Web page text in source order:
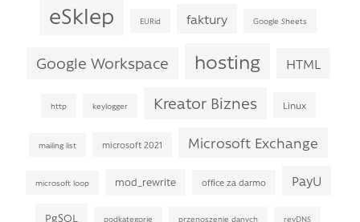
eSklep EURid faktury Google Sheets
Google Workspace hosting HTML
http keylogger Kreator Biznes Linux
mailing list microsoft 2021 Microsoft Exchange
microsoft loop mod_rewrite office za darmo PayU
PgSQL podkategorie przenoszenie danych revDNS